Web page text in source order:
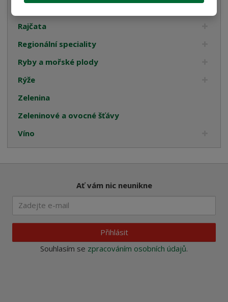
Rajčata
Regionální speciality
Ryby a mořské plody
Rýže
Zelenina
Zeleninové a ovocné šťávy
Víno
Ať vám nic neunikne
Přihlásit
Souhlasím se zpracováním osobních údajů.